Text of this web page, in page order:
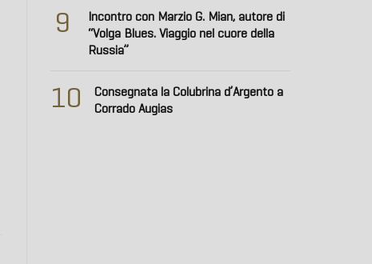
9
Incontro con Marzio G. Mian, autore di
“Volga Blues. Viaggio nel cuore della
Russia”
10
Consegnata la Colubrina d’Argento a
Corrado Augias